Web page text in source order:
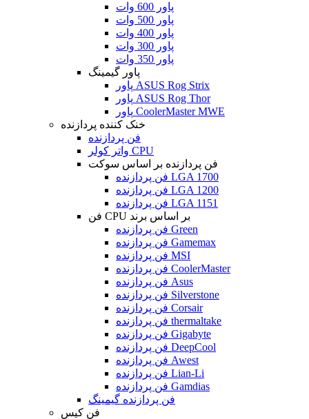
پاور 600 وات
پاور 500 وات
پاور 400 وات
پاور 300 وات
پاور 350 وات
پاور گیمینگ
پاور ASUS Rog Strix
پاور ASUS Rog Thor
پاور CoolerMaster MWE
خنک کننده پردازنده
فن پردازنده
واتر کولر CPU
فن پردازنده بر اساس سوکت
فن پردازنده LGA 1700
فن پردازنده LGA 1200
فن پردازنده LGA 1151
فن CPU بر اساس برند
فن پردازنده Green
فن پردازنده Gamemax
فن پردازنده MSI
فن پردازنده CoolerMaster
فن پردازنده Asus
فن پردازنده Silverstone
فن پردازنده Corsair
فن پردازنده thermaltake
فن پردازنده Gigabyte
فن پردازنده DeepCool
فن پردازنده Awest
فن پردازنده Lian-Li
فن پردازنده Gamdias
فن پردازنده گیمینگ
فن کیس